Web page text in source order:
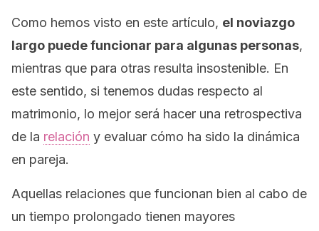
Como hemos visto en este artículo, el noviazgo
largo puede funcionar para algunas personas,
mientras que para otras resulta insostenible. En
este sentido, si tenemos dudas respecto al
matrimonio, lo mejor será hacer una retrospectiva
de la relación y evaluar cómo ha sido la dinámica
en pareja.
Aquellas relaciones que funcionan bien al cabo de
un tiempo prolongado tienen mayores